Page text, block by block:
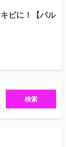
ビに！【パル